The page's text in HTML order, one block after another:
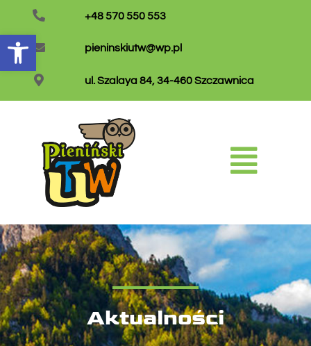
Otwórz pasek narzędzi
+48 570 550 553
pieninskiutw@wp.pl
ul. Szalaya 84, 34-460 Szczawnica
Aktualności